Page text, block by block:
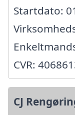
Startdato:
CVR:
CJ